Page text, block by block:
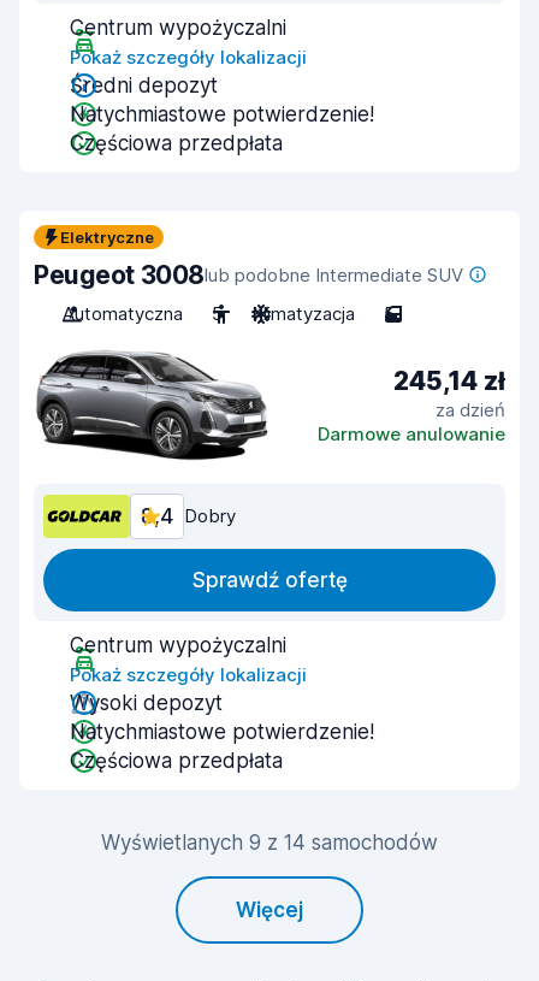
Centrum wypożyczalni
Pokaż szczegóły lokalizacji
Średni depozyt
Natychmiastowe potwierdzenie!
Częściowa przedpłata
Elektryczne
Peugeot 3008lub podobne Intermediate SUV
Automatyczna
5 Klimatyzacja 5
245,14 zł
za dzień
Darmowe anulowanie
8,4 Dobry
Sprawdź ofertę
Centrum wypożyczalni
Pokaż szczegóły lokalizacji
Wysoki depozyt
Natychmiastowe potwierdzenie!
Częściowa przedpłata
Wyświetlanych 9 z 14 samochodów
Więcej